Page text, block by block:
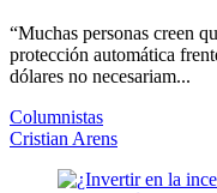
“Muchas personas creen
protección automática
dólares no necesariam...
Columnistas
Cristian Arens